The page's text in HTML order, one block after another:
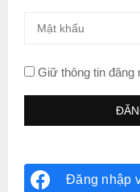
Giữ thông tin đăng
Đăng nhập